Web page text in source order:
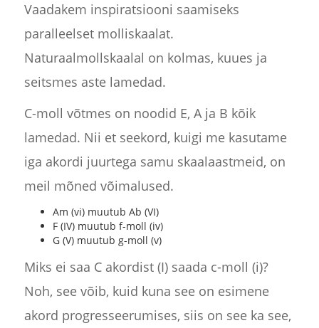
Vaadakem inspiratsiooni saamiseks
paralleelset molliskaalat.
Naturaalmollskaalal on kolmas, kuues ja
seitsmes aste lamedad.
C-moll võtmes on noodid E, A ja B kõik
lamedad. Nii et seekord, kuigi me kasutame
iga akordi juurtega samu skaalaastmeid, on
meil mõned võimalused.
Am (vi) muutub Ab (VI)
F (IV) muutub f-moll (iv)
G (V) muutub g-moll (v)
Miks ei saa C akordist (I) saada c-moll (i)?
Noh, see võib, kuid kuna see on esimene
akord progresseerumises, siis on see ka see,